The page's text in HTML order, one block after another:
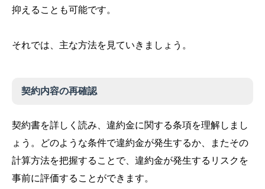
抑えることも可能です。
それでは、主な方法を見ていきましょう。
契約内容の再確認
契約書を詳しく読み、違約金に関する条項を理解しまし
ょう。どのような条件で違約金が発生するか、またその
計算方法を把握することで、違約金が発生するリスクを
事前に評価することができます。